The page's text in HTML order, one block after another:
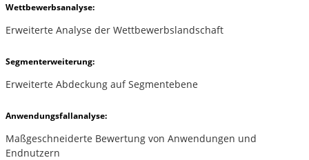
Wettbewerbsanalyse:
Erweiterte Analyse der Wettbewerbslandschaft
Segmenterweiterung:
Erweiterte Abdeckung auf Segmentebene
Anwendungsfallanalyse:
Maßgeschneiderte Bewertung von Anwendungen und
Endnutzern